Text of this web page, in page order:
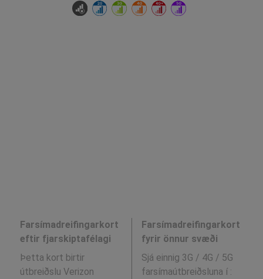
Farsímadreifingarkort
eftir fjarskiptafélagi
Þetta kort birtir
útbreiðslu Verizon
Farsímadreifingarkort
fyrir önnur svæði
Sjá einnig 3G / 4G / 5G
farsímaútbreiðsluna í :